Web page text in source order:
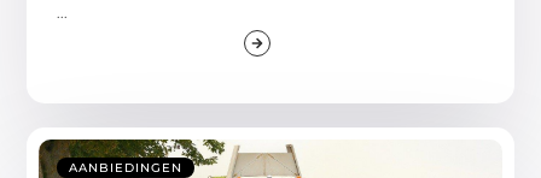
...
AANBIEDINGEN